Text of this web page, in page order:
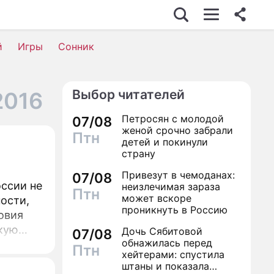
Игры Сонник
не
Выбор читателей
07/08
Птн
Петросян с молодой
женой срочно забрали
детей и покинули
страну
07/08
Птн
Привезут в чемоданах:
неизлечимая зараза
может вскоре
проникнуть в Россию
07/08
Птн
Дочь Сябитовой
обнажилась перед
хейтерами: спустила
штаны и показала